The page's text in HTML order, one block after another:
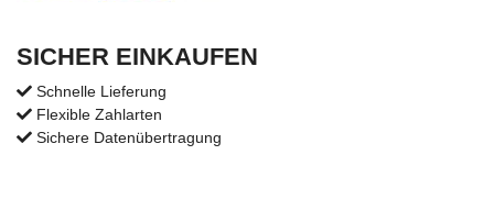
SICHER EINKAUFEN
Schnelle Lieferung
Flexible Zahlarten
Sichere Datenübertragung